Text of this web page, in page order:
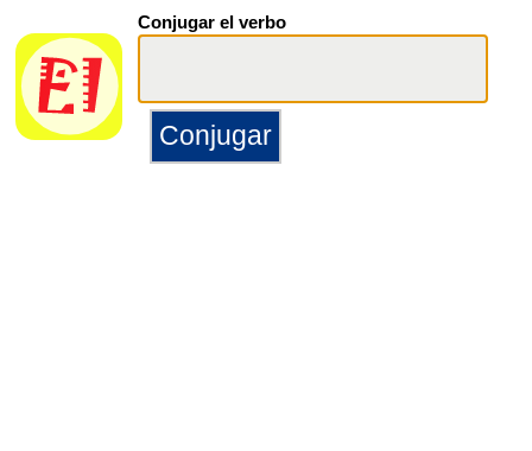
Conjugar el verbo